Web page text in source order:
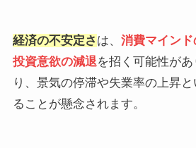
経済の不安定さ は、 消費マイン
投資意欲の減退を招く可能性が
り、景気の停滞や失業率の上昇
ることが懸念されます。​